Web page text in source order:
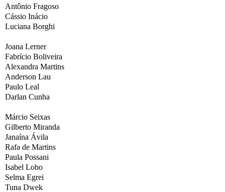
Antônio Fragoso
Cássio Inácio
Luciana Borghi
Joana Lerner
Fabrício Boliveira
Alexandra Martins
Anderson Lau
Paulo Leal
Darlan Cunha
Márcio Seixas
Gilberto Miranda
Janaína Ávila
Rafa de Martins
Paula Possani
Isabel Lobo
Selma Egrei
Tuna Dwek